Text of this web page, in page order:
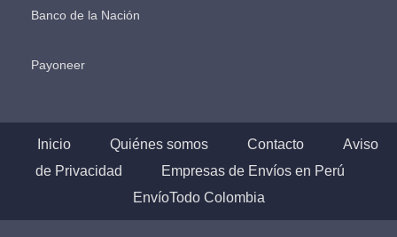
Banco de la Nación
Payoneer
Inicio Quiénes somos Contacto
Aviso
de Privacidad
Empresas de Envíos en Perú
EnvíoTodo Colombia